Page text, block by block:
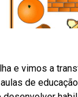
e vimos a
de